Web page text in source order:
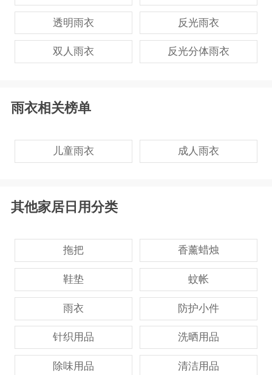
透明雨衣 反光雨衣
双人雨衣 反光分体雨衣
雨衣相关榜单
儿童雨衣 成人雨衣
其他家居日用分类
拖把 香薰蜡烛
鞋垫 蚊帐
雨衣 防护小件
针织用品 洗晒用品
除味用品 清洁用品